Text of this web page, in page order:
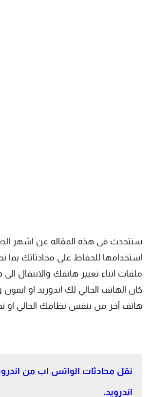
سنتحدث فى هذه المقاله عن اشهر
استخدامها للحفاظ على محادثاتك بما
ملفات اثناء تغيير هاتفك والانتقال
كان الهاتف الحالي لك اندوريد او
هاتف آخر من بنفس نظامك الحالي او
نقل محادثات الواتس اب من
اندرويد.